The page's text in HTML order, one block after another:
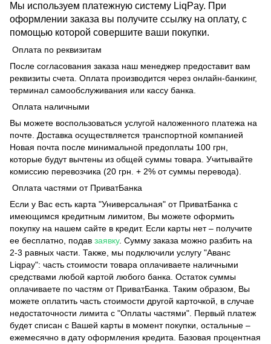
Мы используем платежную систему LiqPay. При
оформлении заказа вы получите ссылку на оплату, с
помощью которой совершите ваши покупки.
Оплата по реквизитам
После согласования заказа наш менеджер предоставит вам
реквизиты счета. Оплата производится через онлайн-банкинг,
терминал самообслуживания или кассу банка.
Оплата наличными
Вы можете воспользоваться услугой наложенного платежа на
почте. Доставка осуществляется транспортной компанией
Новая почта после минимальной предоплаты 100 грн,
которые будут вычтены из общей суммы товара. Учитывайте
комиссию перевозчика (20 грн. + 2% от суммы перевода).
Оплата частями от ПриватБанка
Если у Вас есть карта "Универсальная" от ПриватБанка с
имеющимся кредитным лимитом, Вы можете оформить
покупку на нашем сайте в кредит. Если карты нет – получите
ее бесплатно, подав заявку. Сумму заказа можно разбить на
2-3 равных части. Также, мы подключили услугу "Аванс
Liqpay": часть стоимости товара оплачиваете наличными
средствами любой картой любого банка. Остаток суммы
оплачиваете по частям от ПриватБанка. Таким образом, Вы
можете оплатить часть стоимости другой карточкой, в случае
недостаточности лимита с "Оплаты частями". Первый платеж
будет списан с Вашей карты в момент покупки, остальные –
ежемесячно в дату оформления кредита. Базовая процентная